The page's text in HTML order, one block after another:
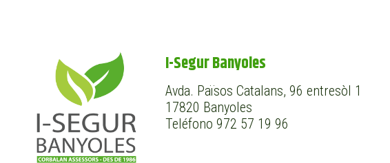
I-Segur Banyoles
Avda. Països Catalans, 96 entresòl 1
17820 Banyoles
Teléfono 972 57 19 96